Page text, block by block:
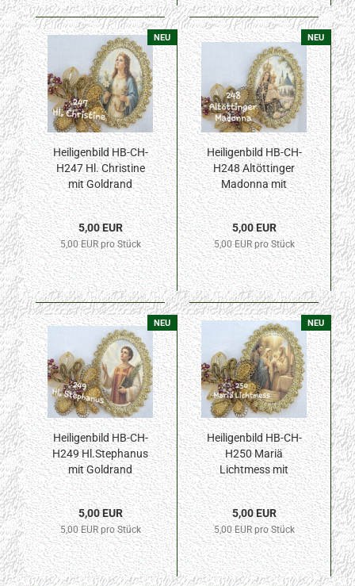
NEU
Heiligenbild HB-CH-
H247 Hl. Christine
mit Goldrand
32x46mm
5,00 EUR
5,00 EUR pro Stück
NEU
Heiligenbild HB-CH-
H248 Altöttinger
Madonna mit
Goldrand 32x46mm
5,00 EUR
5,00 EUR pro Stück
NEU
Heiligenbild HB-CH-
H249 Hl.Stephanus
mit Goldrand
32x46mm
5,00 EUR
5,00 EUR pro Stück
NEU
Heiligenbild HB-CH-
H250 Mariä
Lichtmess mit
Goldrand 32x46mm
5,00 EUR
5,00 EUR pro Stück